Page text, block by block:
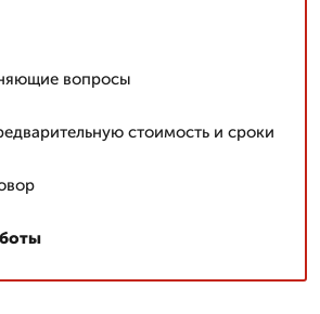
вопросы
стоимость и сроки